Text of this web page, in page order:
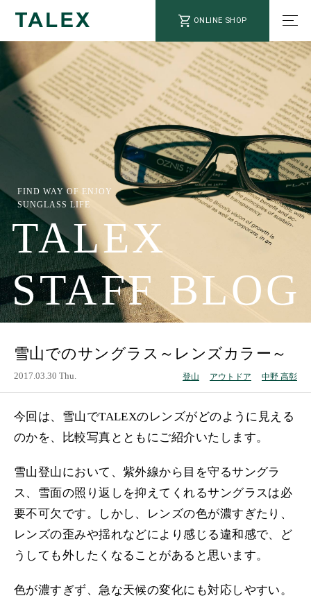
ONLINE SHOP
FIND WAY OF ENJOY
SUNGLASS LIFE
TALEX
STAFF BLOG
雪山でのサングラス～レンズカラー～
2017.03.30 Thu. 登山 アウトドア 中野 高彰
今回は、雪山でTALEXのレンズがどのように見える
のかを、比較写真とともにご紹介いたします。
雪山登山において、紫外線から目を守るサングラ
ス、雪面の照り返しを抑えてくれるサングラスは必
要不可欠です。しかし、レンズの色が濃すぎたり、
レンズの歪みや揺れなどにより感じる違和感で、ど
うしても外したくなることがあると思います。
色が濃すぎず、急な天候の変化にも対応しやすい。